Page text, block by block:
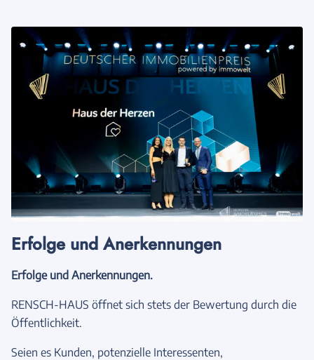
Erfolge und Anerkennungen
Erfolge und Anerkennungen.
RENSCH-HAUS öffnet sich stets der Bewertung durch die
Öffentlichkeit.
Seien es Kunden, potenzielle Interessenten,